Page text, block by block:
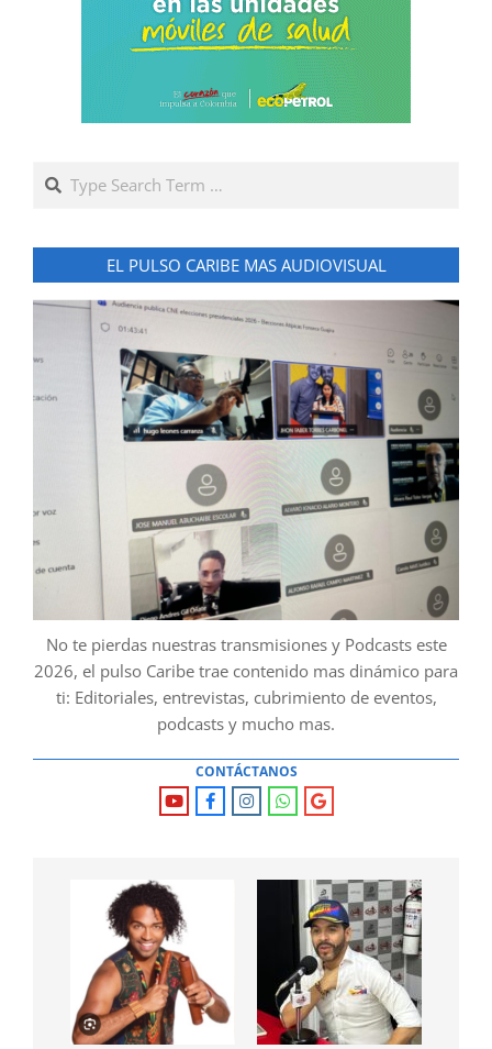
Search
EL PULSO CARIBE MAS AUDIOVISUAL
No te pierdas nuestras transmisiones y Podcasts este
2026, el pulso Caribe trae contenido mas dinámico para
ti: Editoriales, entrevistas, cubrimiento de eventos,
podcasts y mucho mas.
CONTÁCTANOS